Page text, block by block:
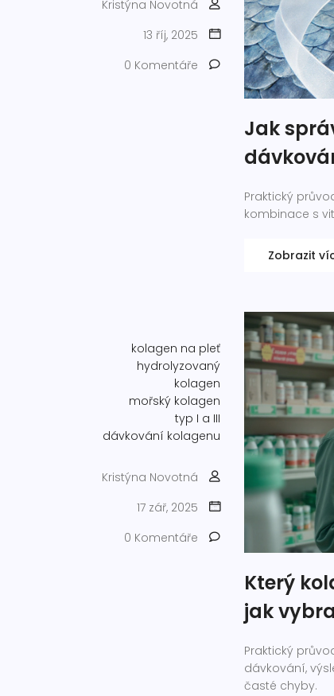
Kristýna Novotná
13 říj, 2025
0 Komentáře
Jak
Praktický
kombinace s
Zobrazit
kolagen na pleť
hydrolyzovaný
kolagen
mořský kolagen
typ I a III
dávkování kolagenu
Kristýna Novotná
17 zář, 2025
0 Komentáře
Který
jak
Praktický
dávkování,
časté chyby.